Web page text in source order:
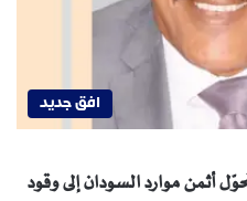
افق جديد
أثمن موارد السودان إلى وقود